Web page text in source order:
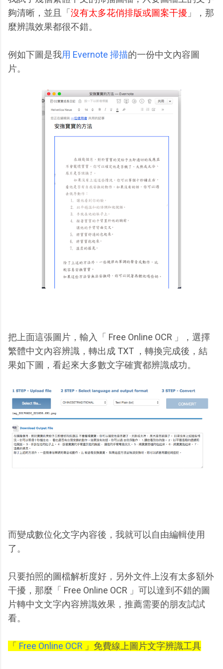
夠清晰，並且「沒有太多花俏排版或圖案干擾 」，那
麼辨識效果都很不錯。
例如下圖是我用 Evernote 掃描的一份中文內容圖
片。
把上面這張圖片，輸入「 Free Online OCR 」，選擇
繁體中文內容辨識，轉出成 TXT ，轉換完成後，結
果如下圖，看起來大多數文字確實都辨識成功。
而變成數位化文字內容後，我就可以自由編輯使用
了。
只要拍照的圖檔解析度好，另外文件上沒有太多額外
干擾，那麼「 Free Online OCR 」可以達到不錯的圖
片轉中文文字內容辨識效果，推薦需要的朋友試試
看。
「 Free Online OCR 」免費線上圖片文字辨識工具